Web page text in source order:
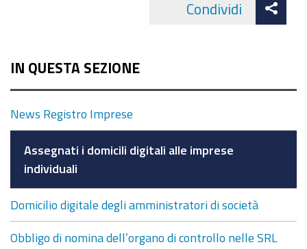
Condividi
IN QUESTA SEZIONE
News Registro Imprese
Assegnati i domicili digitali alle imprese
individuali
Domicilio digitale degli amministratori di società
Obbligo di nomina dell’organo di controllo nelle SRL